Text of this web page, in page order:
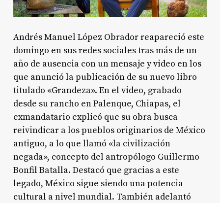
Andrés Manuel López Obrador reapareció este
domingo en sus redes sociales tras más de un
año de ausencia con un mensaje y video en los
que anunció la publicación de su nuevo libro
titulado «Grandeza». En el video, grabado
desde su rancho en Palenque, Chiapas, el
exmandatario explicó que su obra busca
reivindicar a los pueblos originarios de México
antiguo, a lo que llamó «la civilización
negada», concepto del antropólogo Guillermo
Bonfil Batalla. Destacó que gracias a este
legado, México sigue siendo una potencia
cultural a nivel mundial. También adelantó